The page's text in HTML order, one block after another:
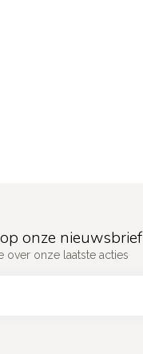
onze nieuwsbrief
over onze laatste acties